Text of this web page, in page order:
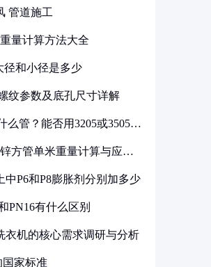
管道施工
量计算方法大全
径和小径是多少
纹参数及底孔尺寸详解
么管？能否用3205或3505代
方管单米重量计算与应用
中P6和P8膨胀剂分别加多少
PN16有什么区别
衣机的核心需求调研与分析
家标准